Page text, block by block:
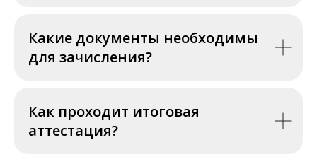
Какие документы необходимы
для зачисления?
Как проходит итоговая
аттестация?